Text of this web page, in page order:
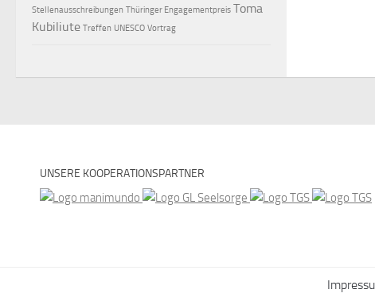
Stellenausschreibungen Thüringer Engagementpreis Toma
Kubiliute Treffen UNESCO Vortrag
UNSERE KOOPERATIONSPARTNER